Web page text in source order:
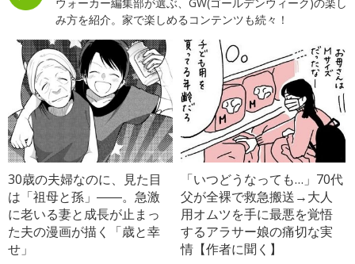
み方を紹介。家で楽しめるコンテンツも続々！
30歳の夫婦なのに、見た目
は「祖母と孫」――。急激
に老いる妻と成長が止まっ
た夫の漫画が描く「歳と幸
せ」
「いつどうなっても…」70代
父が全裸で救急搬送→大人
用オムツを手に最悪を覚悟
するアラサー娘の痛切な実
情【作者に聞く】